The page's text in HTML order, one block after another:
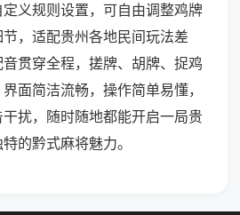
义规则设置，可自由调整鸡牌
，适配贵州各地民间玩法差
贯穿全程，搓牌、胡牌、捉鸡
面简洁流畅，操作简单易懂，
扰，随时随地都能开启一局贵
的黔式麻将魅力。